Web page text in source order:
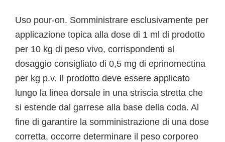
Uso pour-on. Somministrare esclusivamente per
applicazione topica alla dose di 1 ml di prodotto
per 10 kg di peso vivo, corrispondenti al
dosaggio consigliato di 0,5 mg di eprinomectina
per kg p.v. Il prodotto deve essere applicato
lungo la linea dorsale in una striscia stretta che
si estende dal garrese alla base della coda. Al
fine di garantire la somministrazione di una dose
corretta, occorre determinare il peso corporeo